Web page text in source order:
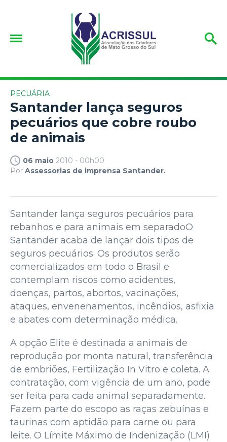
PECUÁRIA
Santander lança seguros
pecuários que cobre roubo
de animais
06 maio 2010 - 00h00
Por Assessorias de imprensa Santander.
Santander lança seguros pecuários para
rebanhos e para animais em separadoO
Santander acaba de lançar dois tipos de
seguros pecuários. Os produtos serão
comercializados em todo o Brasil e
contemplam riscos como acidentes,
doenças, partos, abortos, vacinações,
ataques, envenenamentos, incêndios, asfixia
e abates com determinação médica.
A opção Elite é destinada a animais de
reprodução por monta natural, transferência
de embriões, Fertilização In Vitro e coleta. A
contratação, com vigência de um ano, pode
ser feita para cada animal separadamente.
Fazem parte do escopo as raças zebuínas e
taurinas com aptidão para carne ou para
leite. O Límite Máximo de Indenização (LMI)